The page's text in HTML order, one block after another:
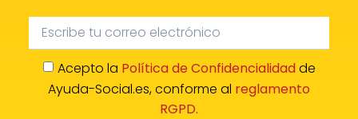
Acepto la Política de Confidencialidadde
Ayuda-Social.es, conforme al reglamento
RGPD.